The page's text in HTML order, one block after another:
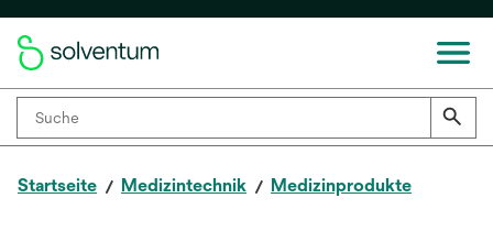
Startseite Medizintechnik Medizinprodukte